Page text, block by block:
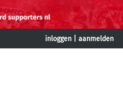
inloggen aanmelden